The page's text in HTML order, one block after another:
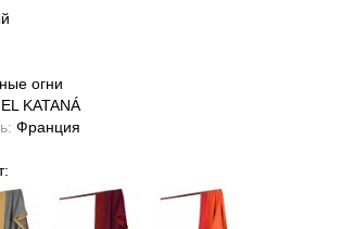
огни
KATANÁ
Франция